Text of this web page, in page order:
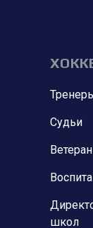
Судьи
школ